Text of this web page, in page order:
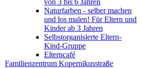
Naturfarben - selber machen
und los malen! Für Eltern und
Kinder ab 3 Jahren
Selbstorganisierte Eltern-
Kind-Gruppe
Elterncafé
Familienzentrum Kopernikusstraße